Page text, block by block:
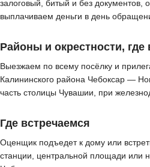
залоговый, битый и без
выплачиваем деньги в день
Районы и окрестности,
Выезжаем по всему посёлку и
Калининского района Чебоксар —
часть столицы Чувашии, при
Где встречаемся
Оценщик подъедет к дому или
станции, центральной площади или